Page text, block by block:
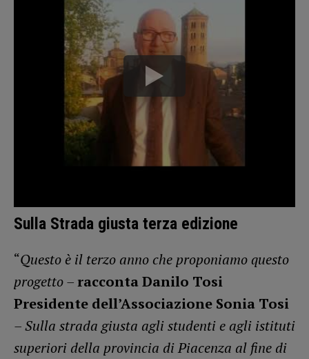
Sulla Strada giusta terza edizione
“Questo è il terzo anno che proponiamo questo
progetto –racconta Danilo Tosi
Presidente dell’Associazione Sonia Tosi
– Sulla strada giusta agli studenti e agli istituti
superiori della provincia di Piacenza al fine di